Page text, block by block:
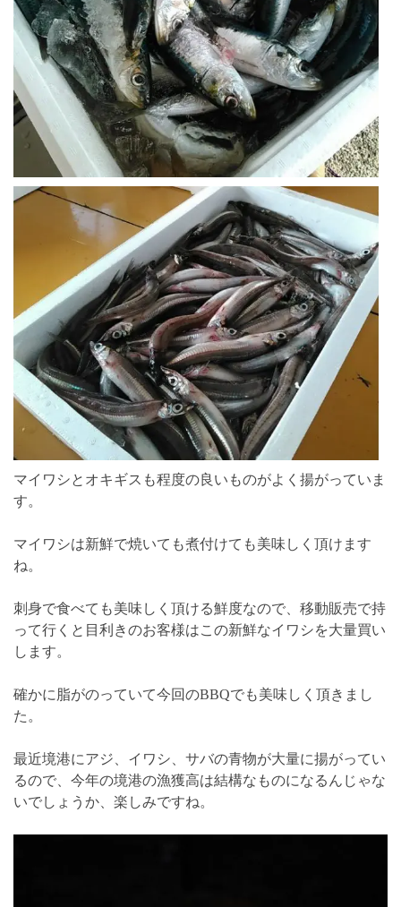
マイワシとオキギスも程度の良いものがよく揚がっていま
す。
マイワシは新鮮で焼いても煮付けても美味しく頂けます
ね。
刺身で食べても美味しく頂ける鮮度なので、移動販売で持
って行くと目利きのお客様はこの新鮮なイワシを大量買い
します。
確かに脂がのっていて今回のBBQでも美味しく頂きまし
た。
最近境港にアジ、イワシ、サバの青物が大量に揚がってい
るので、今年の境港の漁獲高は結構なものになるんじゃな
いでしょうか、楽しみですね。